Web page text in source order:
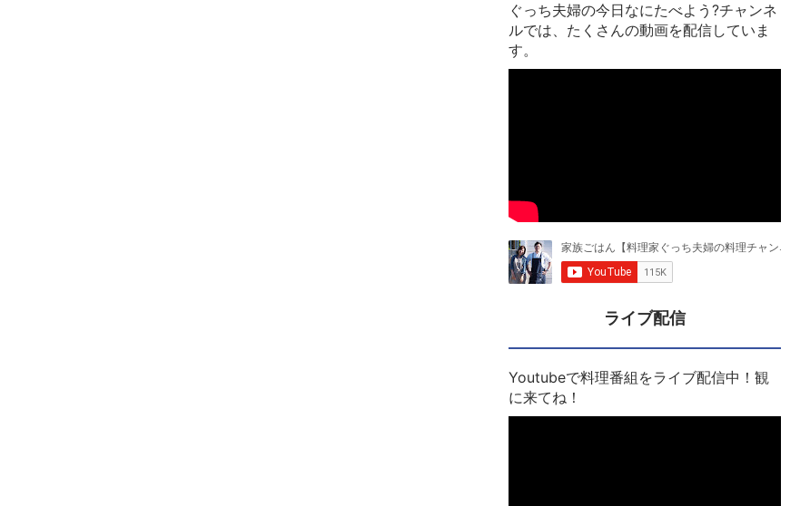
ぐっち夫婦の今日なにたべよう?チャンネ
ルでは、たくさんの動画を配信していま
す。
ライブ配信
Youtubeで料理番組をライブ配信中！観
に来てね！